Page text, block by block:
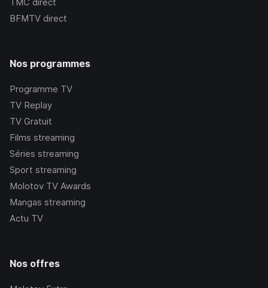
BFMTV direct
Nos programmes
Programme TV
TV Replay
TV Gratuit
Films streaming
Séries streaming
Sport streaming
Molotov TV Awards
Mangas streaming
Actu TV
Nos offres